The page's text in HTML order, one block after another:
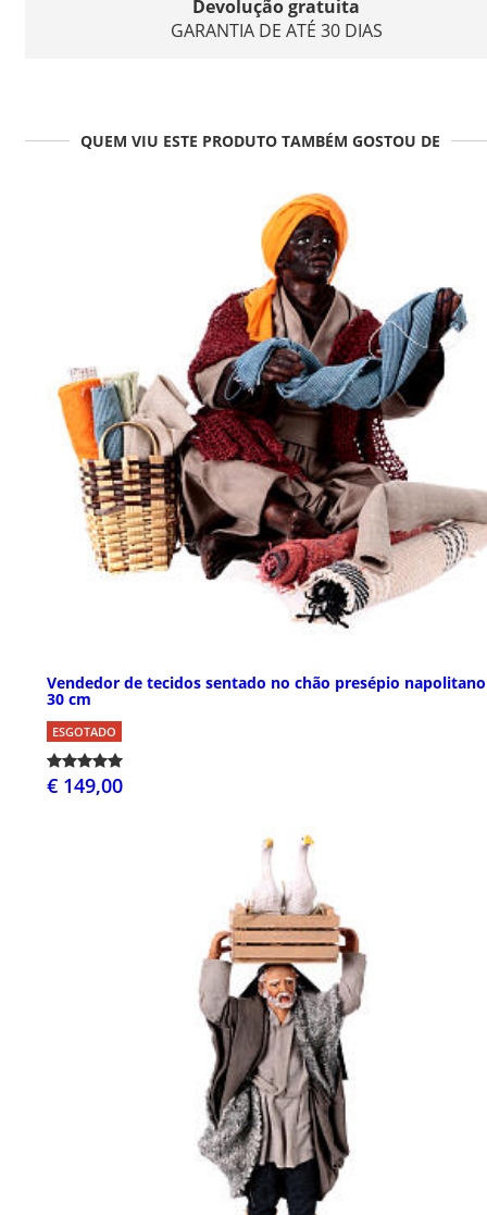
Devolução gratuita
GARANTIA DE ATÉ 30 DIAS
QUEM VIU ESTE PRODUTO TAMBÉM GOSTOU DE
Vendedor de tecidos sentado no chão presépio
30 cm
ESGOTADO
€ 149,00